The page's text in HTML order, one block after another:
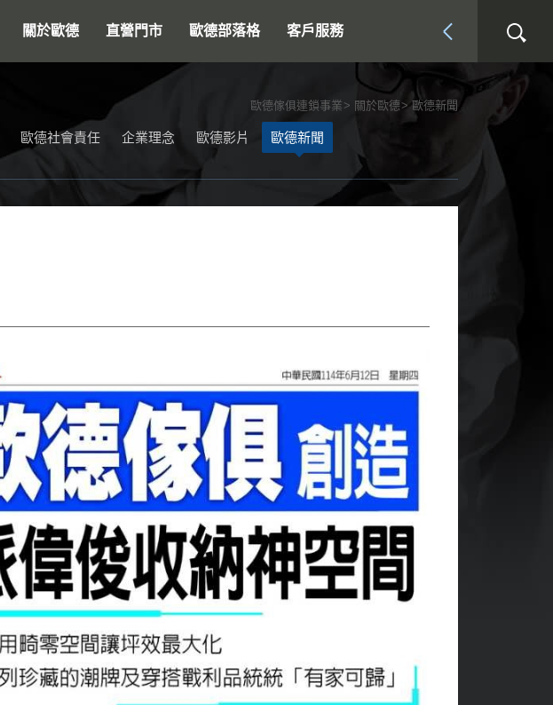
關於歐德 直營門市 歐德部落格 客戶服務
搜尋
歐德傢俱連鎖事業 關於歐德 歐德新聞
歐德社會責任 企業理念 歐德影片 歐德新聞